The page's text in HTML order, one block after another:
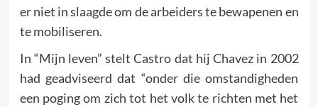
er niet in slaagde om de arbeiders te bewapenen en
te mobiliseren.
In “Mijn leven” stelt Castro dat hij Chavez in 2002
had geadviseerd dat “onder die omstandigheden
een poging om zich tot het volk te richten met het